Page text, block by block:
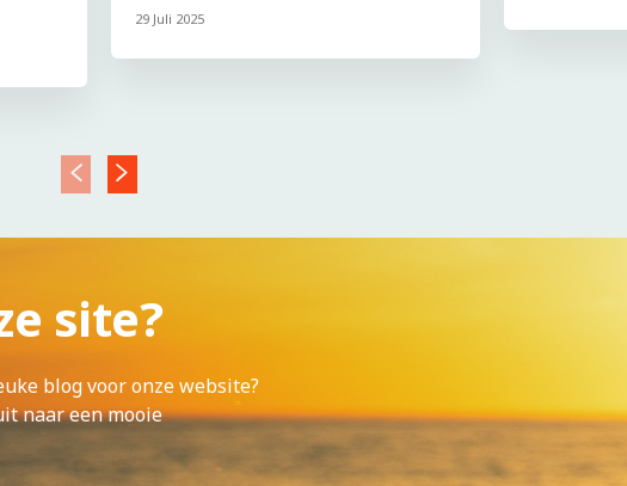
29 Juli 2025
site?
blog voor onze website?
naar een mooie